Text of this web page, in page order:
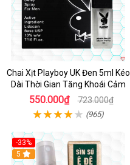
Chai Xịt Playboy UK Đen 5ml Kéo
Dài Thời Gian Tăng Khoái Cảm
550.000₫ 723.000₫
(965)
-33%
5